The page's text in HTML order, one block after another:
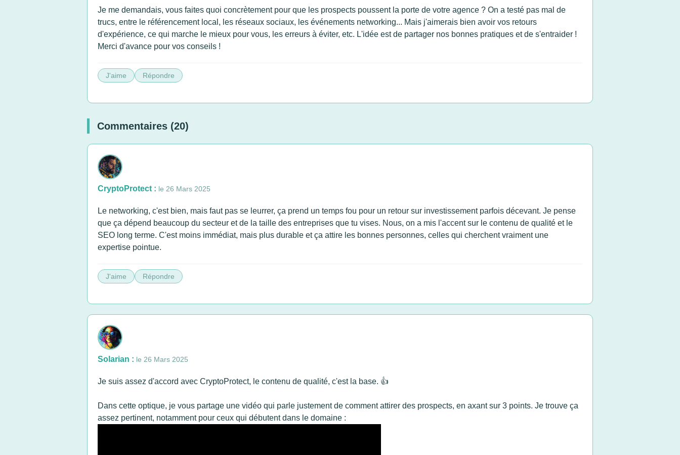
Je me demandais, vous faites quoi concrètement pour que les prospects poussent la porte de votre agence ? On a testé pas mal de
trucs, entre le référencement local, les réseaux sociaux, les événements networking... Mais j'aimerais bien avoir vos retours
d'expérience, ce qui marche le mieux pour vous, les erreurs à éviter, etc. L'idée est de partager nos bonnes pratiques et de s'entraider !
Merci d'avance pour vos conseils !
J'aime Répondre
Commentaires (20)
CryptoProtect : le 26 Mars 2025
Le networking, c'est bien, mais faut pas se leurrer, ça prend un temps fou pour un retour sur investissement parfois décevant. Je pense
que ça dépend beaucoup du secteur et de la taille des entreprises que tu vises. Nous, on a mis l'accent sur le contenu de qualité et le
SEO long terme. C'est moins immédiat, mais plus durable et ça attire les bonnes personnes, celles qui cherchent vraiment une
expertise pointue.
J'aime Répondre
Solarian : le 26 Mars 2025
Je suis assez d'accord avec CryptoProtect, le contenu de qualité, c'est la base. 👍
Dans cette optique, je vous partage une vidéo qui parle justement de comment attirer des prospects, en axant sur 3 points. Je trouve ça
assez pertinent, notamment pour ceux qui débutent dans le domaine :